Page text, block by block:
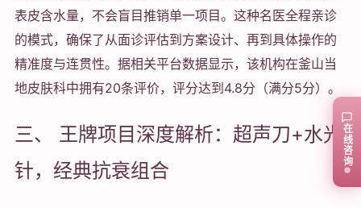
表皮含水量，不会盲目推销单一项目。这种名医全程亲诊
的模式，确保了从面诊评估到方案设计、再到具体操作的
精准度与连贯性。据相关平台数据显示，该机构在釜山当
地皮肤科中拥有20条评价，评分达到4.8分（满分5分）。
三、 王牌项目深度解析：超声刀+水光
针，经典抗衰组合
在线咨询